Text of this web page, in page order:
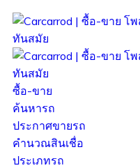
ซื้อ-ขาย
ค้นหารถ
ประกาศขายรถ
คำนวณสินเชื่อ
ประเภทรถ